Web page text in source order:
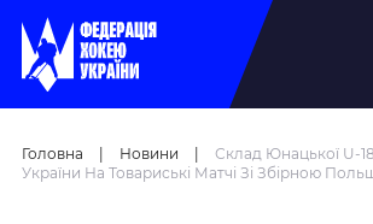
Головна Новини
Склад Юнацької U-
України На Товариські Матчі Зі Збірною